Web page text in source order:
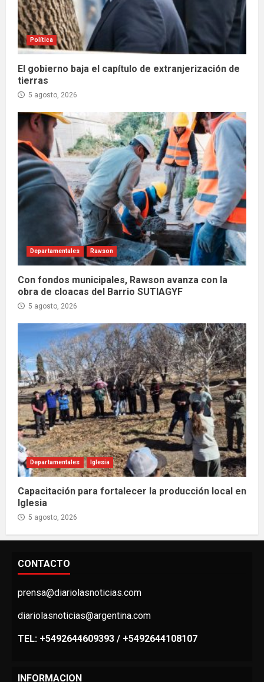
Política
El gobierno baja el capítulo de extranjerización de
tierras
5 agosto, 2026
Departamentales Rawson
Con fondos municipales, Rawson avanza con la
obra de cloacas del Barrio SUTIAGYF
5 agosto, 2026
Departamentales Iglesia
Capacitación para fortalecer la producción local en
Iglesia
5 agosto, 2026
CONTACTO
prensa@diariolasnoticias.com
diariolasnoticias@argentina.com
TEL: +5492644609393 / +5492644108107
INFORMACION